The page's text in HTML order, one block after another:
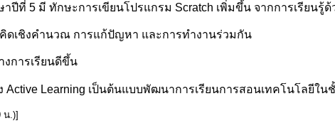
ปีที่ 5 มี ทักษะการเขียนโปรแกรม Scratch เพิ่มขึ้น จากการเรียนรู้ด้
คิดเชิงคำนวณ การแก้ปัญหา และการทำงานร่วมกัน
การเรียนดีขึ้น
Active Learning เป็นต้นแบบพัฒนาการเรียนการสอนเทคโนโลยีใ
น.)]